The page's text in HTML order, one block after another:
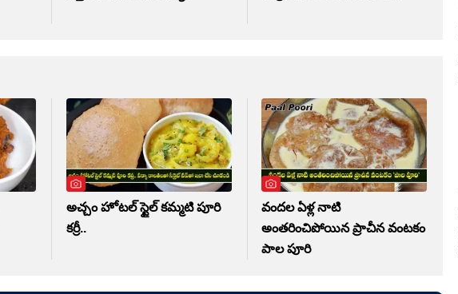
అచ్చం హోటల్ స్టైల్ కమ్మటి పూరి
కర్రీ..
వందల ఏళ్ల నాటి
అంతరించిపోయిన ప్రాచీన వంటకం
పాల పూరి